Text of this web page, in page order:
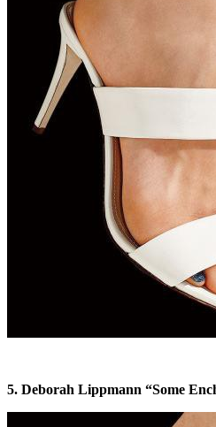
5. Deborah Lippmann “Some